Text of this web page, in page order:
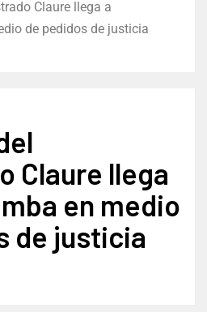
Claure llega a
de pedidos de justicia
Claure llega
en medio
de justicia